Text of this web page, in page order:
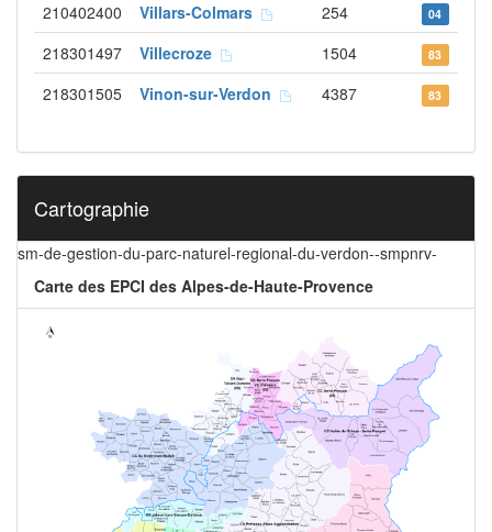
210402400 Villars-Colmars 254 04
218301497 Villecroze 1504 83
218301505 Vinon-sur-Verdon 4387 83
Cartographie
sm-de-gestion-du-parc-naturel-regional-du-verdon--smpnrv-
Carte des EPCI des Alpes-de-Haute-Provence